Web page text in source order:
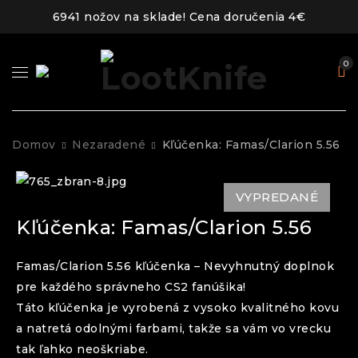
6941 nožov na sklade! Cena doručenia 4€
0
Domov Nezaradené Kľúčenka: Famas/Clarion 5.56
VYPREDANÉ
Kľúčenka: Famas/Clarion 5.56
Famas/Clarion 5.56 kľúčenka – Nevyhnutný doplnok
pre každého správneho CS2 fanúšika!
Táto kľúčenka je vyrobená z vysoko kvalitného kovu
a natretá odolnými farbami, takže sa vám vo vrecku
tak ľahko neoškriabe.